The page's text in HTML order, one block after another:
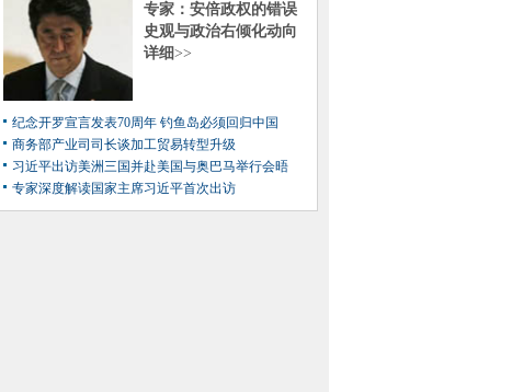
专家：安倍政权的错误
史观与政治右倾化动向
详细>>
纪念开罗宣言发表70周年 钓鱼岛必须回归中国
商务部产业司司长谈加工贸易转型升级
习近平出访美洲三国并赴美国与奥巴马举行会晤
专家深度解读国家主席习近平首次出访